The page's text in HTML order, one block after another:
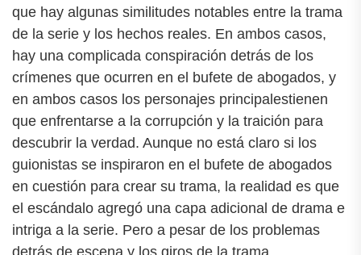
que hay algunas similitudes notables entre la trama
de la serie y los hechos reales. En ambos casos,
hay una complicada conspiración detrás de los
crímenes que ocurren en el bufete de abogados, y
en ambos casos los personajes principalestienen
que enfrentarse a la corrupción y la traición para
descubrir la verdad. Aunque no está claro si los
guionistas se inspiraron en el bufete de abogados
en cuestión para crear su trama, la realidad es que
el escándalo agregó una capa adicional de drama e
intriga a la serie. Pero a pesar de los problemas
detrás de escena y los giros de la trama